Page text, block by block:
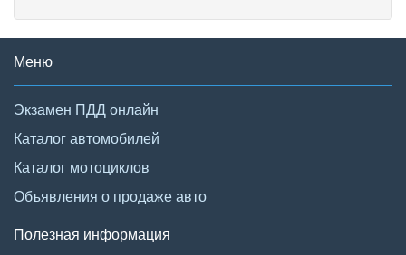
Меню
Экзамен ПДД онлайн
Каталог автомобилей
Каталог мотоциклов
Объявления о продаже авто
Полезная информация